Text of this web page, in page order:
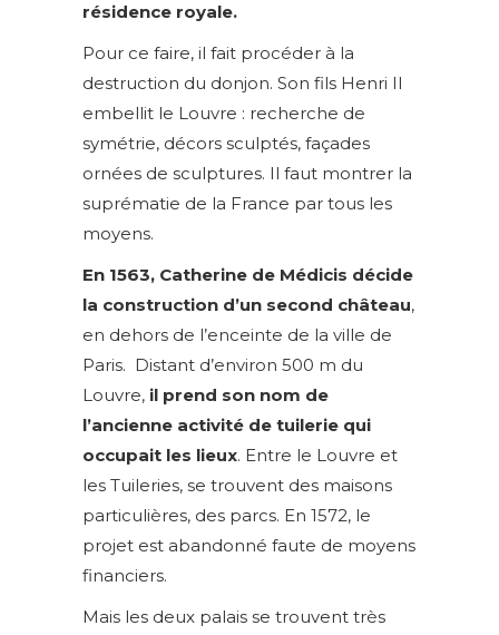
résidence royale.
Pour ce faire, il fait procéder à la
destruction du donjon. Son fils Henri II
embellit le Louvre : recherche de
symétrie, décors sculptés, façades
ornées de sculptures. Il faut montrer la
suprématie de la France par tous les
moyens.
En 1563, Catherine de Médicis décide
la construction d’un second château,
en dehors de l’enceinte de la ville de
Paris. Distant d’environ 500 m du
Louvre, il prend son nom de
l’ancienne activité de tuilerie qui
occupait les lieux. Entre le Louvre et
les Tuileries, se trouvent des maisons
particulières, des parcs. En 1572, le
projet est abandonné faute de moyens
financiers.
Mais les deux palais se trouvent très